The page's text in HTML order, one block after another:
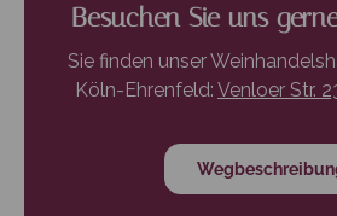
Besuchen Sie uns
Sie finden unser
Köln-Ehrenfeld: Venloer Str.